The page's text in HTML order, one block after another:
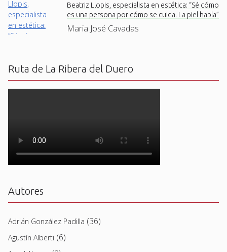
Beatriz Llopis, especialista en estética: “Sé cómo
es una persona por cómo se cuida. La piel habla”
Maria José Cavadas
Ruta de La Ribera del Duero
Autores
Adrián González Padilla (36)
Agustín Alberti (6)